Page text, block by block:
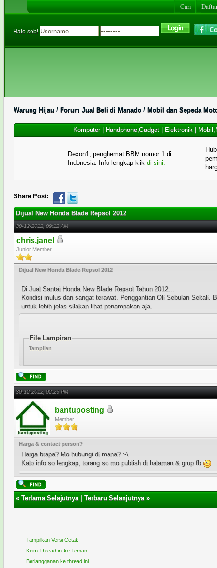
Cari
Halo sob!
Warung Hijau / Forum Jual Beli di Manado / Mobil dan Sepeda
Komputer| Handphone,Gadget| Elektronik|
Dexon1, penghemat BBM nomor 1 di
Indonesia. Info lengkap klik di sini.
Share Post:
Dijual New Honda Blade Repsol 2012
30-12-2012, 09:12 AM
chris.janel
Junior Member
Dijual New Honda Blade Repsol 2012
Di Jual Santai Honda New Blade Repsol Tahun 2012...
Kondisi mulus dan sangat terawat. Penggantian Oli Sebulan Sekali.
untuk lebih jelas silakan lihat penampakan aja.
File Lampiran
Tampilan
30-12-2012, 02:23 PM
bantuposting
Member
Harga & contact person?
Harga brapa? Mo hubungi di mana? :-\
Kalo info so lengkap, torang so mo publish di halaman & grup fb
«Terlama Selajutnya|Terbaru Selanjutnya»
Tampilkan Versi Cetak
Kirim Thread ini ke Teman
Berlangganan ke thread ini